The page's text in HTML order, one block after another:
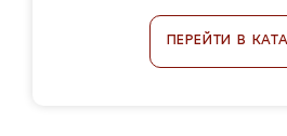
ПЕРЕЙТИ В